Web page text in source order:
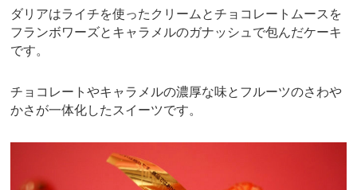
ダリアはライチを使ったクリームとチョコレートムースを
フランボワーズとキャラメルのガナッシュで包んだケーキ
です。
チョコレートやキャラメルの濃厚な味とフルーツのさわや
かさが一体化したスイーツです。